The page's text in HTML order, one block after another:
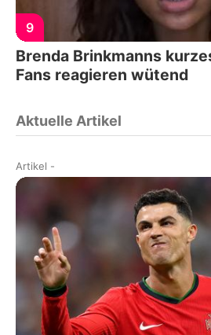
9
Brenda Brinkmanns
Fans reagieren wütend
Aktuelle Artikel
Artikel -